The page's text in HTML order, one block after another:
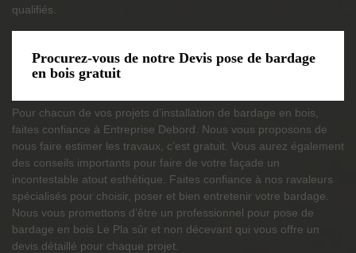
qualifiés.
Procurez-vous de notre Devis pose de bardage
en bois gratuit
Pour chacun de vos projets d’installation de bardage en bois,
faites confiance à Entreprise Debord. Nous vous proposons de
nous faire estimer les travaux, c’est gratuit. Vous aurez également
des conseils importants pour faire de votre façade un
incontestable atout esthétique. Faites confiance à nos ravaleurs
spécialisés pour choisir, poser et bien entretenir votre bardage.
Nous vous promettons d’être un professionnel pour pose de
bardage en bois Le Pla sûr et non décevant qui vous offre un
devis détaillé pour chaque projet.